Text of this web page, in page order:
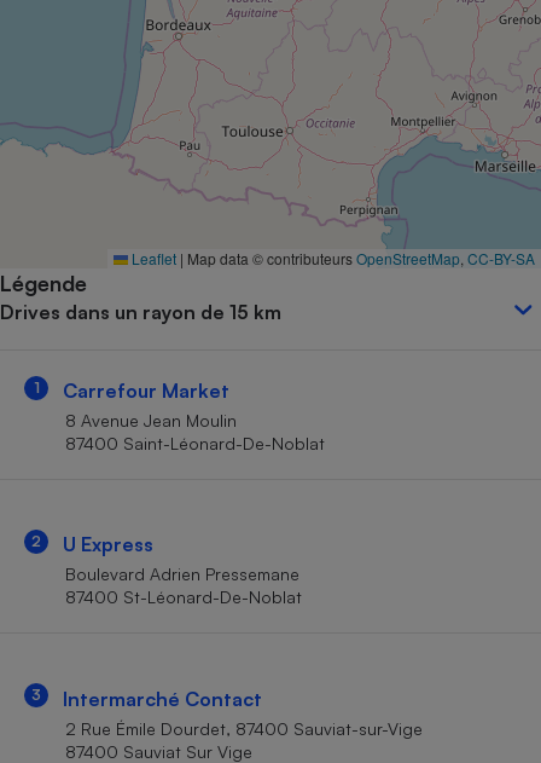
Leaflet | Map data © contributeursOpenStreetMap CC-BY-SA
Légende
Drives dans un rayon de 15 km
1 Carrefour Market
8 Avenue Jean Moulin
87400 Saint-Léonard-De-Noblat
2 U Express
Boulevard Adrien Pressemane
87400 St-Léonard-De-Noblat
3 Intermarché Contact
2 Rue Émile Dourdet, 87400 Sauviat-sur-Vige
87400 Sauviat Sur Vige
Complément
alimentaire
bouteille
Assurance emprunteur
Petit électroménager -
Matelas
Climatiseur -
Ventilateur
Mutuelle